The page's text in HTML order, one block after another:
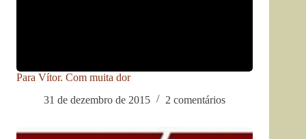
Para Vítor. Com muita dor
31 de dezembro de 2015
2 comentários